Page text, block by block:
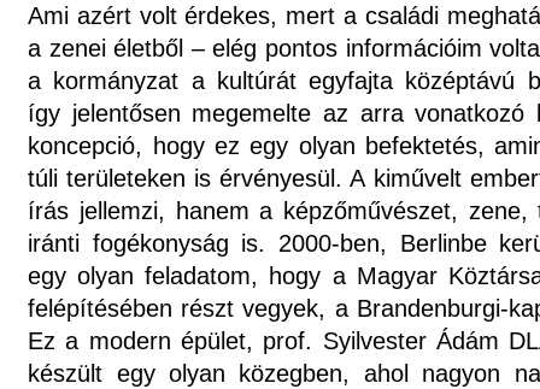
Ami azért volt érdekes, mert a családi
a zenei életből – elég pontos információim
a kormányzat a kultúrát egyfajta középtávú
így jelentősen megemelte az arra vonatkozó
koncepció, hogy ez egy olyan befektetés,
túli területeken is érvényesül. A kiművelt
írás jellemzi, hanem a képzőművészet,
iránti fogékonyság is. 2000-ben, Berlinbe
egy olyan feladatom, hogy a Magyar
felépítésében részt vegyek, a Brandenburgi-
Ez a modern épület, prof. Syilvester Ádám
készült egy olyan közegben, ahol nagyon